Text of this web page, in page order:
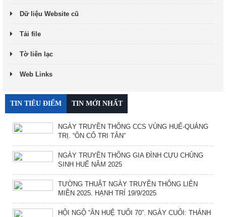
Dữ liệu Website cũ
Tải file
Tờ liên lạc
Web Links
TIN TIÊU ĐIỂM TIN MỚI NHẤT
NGÀY TRUYỀN THỐNG CCS VÙNG HUẾ-QUẢNG
TRỊ. “ÔN CỐ TRI TÂN”
NGÀY TRUYỀN THỐNG GIA ĐÌNH CỰU CHỦNG
SINH HUẾ NĂM 2025
TƯỜNG THUẬT NGÀY TRUYỀN THỐNG LIÊN
MIỀN 2025. HẠNH TRÍ 19/9/2025
HỘI NGỘ “ÂN HUỆ TUỔI 70”. NGÀY CUỐI: THÁNH